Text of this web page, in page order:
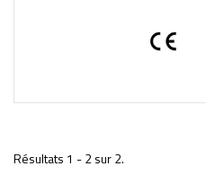
Résultats 1 - 2 sur 2.